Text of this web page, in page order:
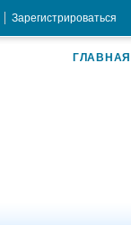
Зарегистрироваться
ГЛАВНАЯ